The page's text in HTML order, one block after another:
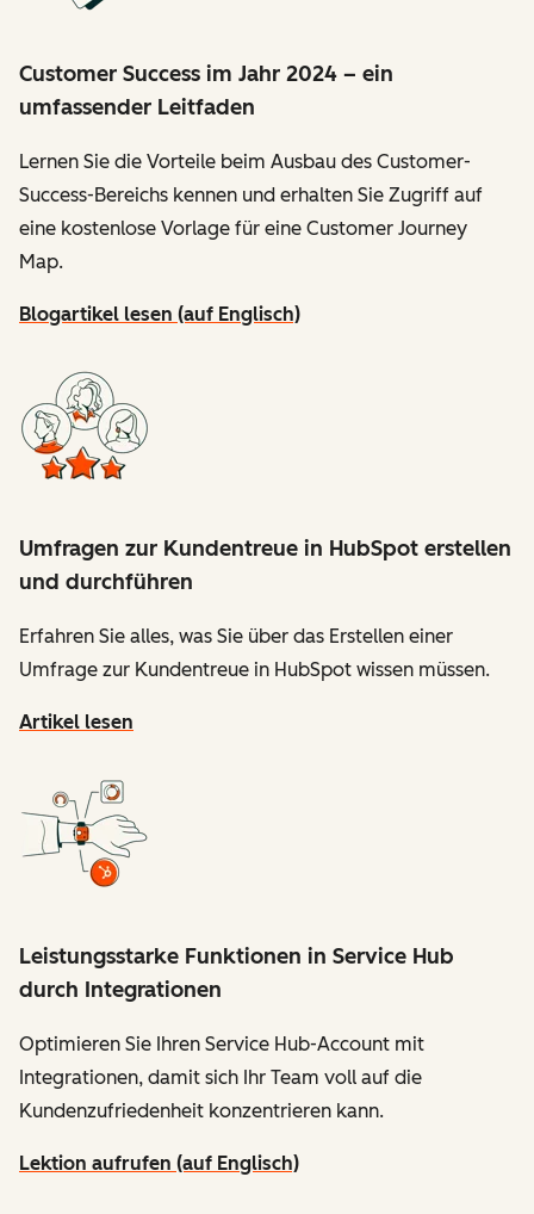
Customer Success im Jahr 2024 – ein
umfassender Leitfaden
Lernen Sie die Vorteile beim Ausbau des Customer-
Success-Bereichs kennen und erhalten Sie Zugriff auf
eine kostenlose Vorlage für eine Customer Journey
Map.
Blogartikel lesen (auf Englisch)
Umfragen zur Kundentreue in HubSpot erstellen
und durchführen
Erfahren Sie alles, was Sie über das Erstellen einer
Umfrage zur Kundentreue in HubSpot wissen müssen.
Artikel lesen
Leistungsstarke Funktionen in Service Hub
durch Integrationen
Optimieren Sie Ihren Service Hub-Account mit
Integrationen, damit sich Ihr Team voll auf die
Kundenzufriedenheit konzentrieren kann.
Lektion aufrufen (auf Englisch)